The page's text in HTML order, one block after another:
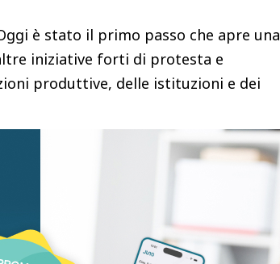
è stato il primo passo che apre una
iniziative forti di protesta e
produttive, delle istituzioni e dei
“Dietro ai 41 esuberi non ci sono
anni che parliamo di questo problema
il numero dei licenziamenti. Siamo
delle imprese di pulizia e dei
e decisivi, che garantiscano una